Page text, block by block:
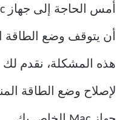
أن يتوقف وضع الطاقة
هذه المشكلة، نقدم
لإصلاح وضع الطاقة